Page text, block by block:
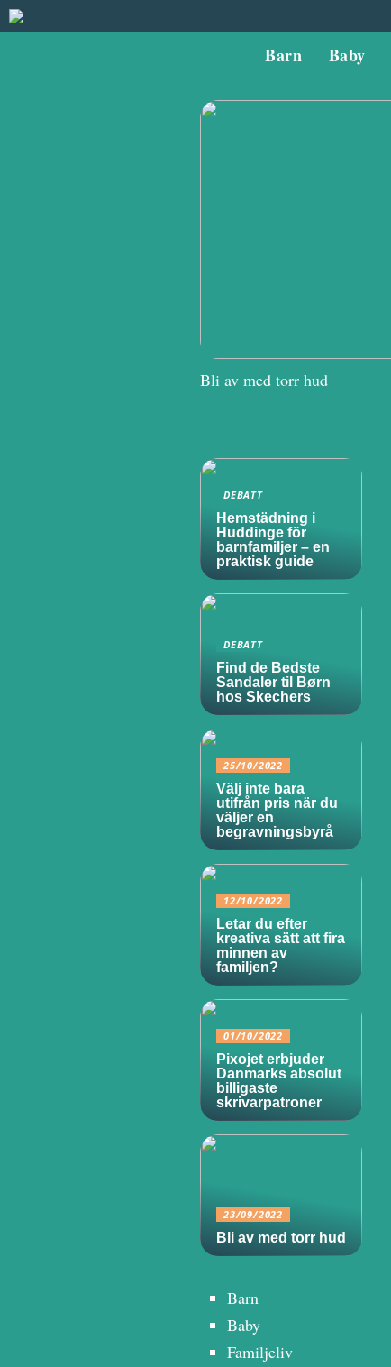
Barn Baby
Bli av med torr hud
DEBATT
Hemstädning i
Huddinge för
barnfamiljer – en
praktisk guide
DEBATT
Find de Bedste
Sandaler til Børn
hos Skechers
25/10/2022
Välj inte bara
utifrån pris när du
väljer en
begravningsbyrå
12/10/2022
Letar du efter
kreativa sätt att fira
minnen av
familjen?
01/10/2022
Pixojet erbjuder
Danmarks absolut
billigaste
skrivarpatroner
23/09/2022
Bli av med torr hud
Barn
Baby
Familjeliv